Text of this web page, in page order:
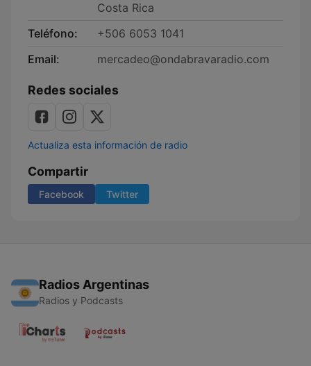
Costa Rica
Teléfono:
+506 6053 1041
Email:
mercadeo@ondabravaradio.com
Redes sociales
Actualiza esta información de radio
Compartir
Facebook Twitter
Radios Argentinas
Radios y Podcasts